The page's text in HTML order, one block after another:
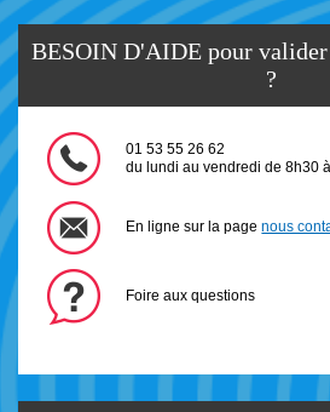
BESOIN D'AIDE pour valider
?
01 53 55 26 62
du lundi au vendredi de 8h30
En ligne sur la pagenous
Foire aux questions